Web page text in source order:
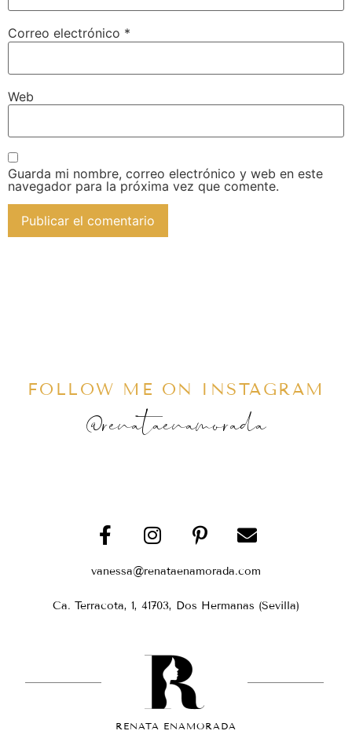
Correo electrónico *
Web
Guarda mi nombre, correo electrónico y web en este
navegador para la próxima vez que comente.
FOLLOW ME ON INSTAGRAM
@renataenamorada
vanessa@renataenamorada.com
Ca. Terracota, 1, 41703, Dos Hermanas (Sevilla)
RENATA ENAMORADA